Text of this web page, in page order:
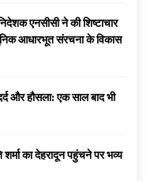
एनसीसी ने की शिष्टाचार
आधारभूत संरचना के विकास
हौसला: एक साल बाद भी
का देहरादून पहुंचने पर भव्य